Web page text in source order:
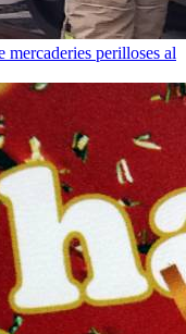
mercaderies perilloses al